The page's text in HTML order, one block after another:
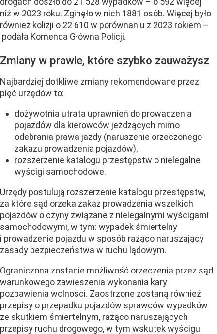
niż w 2023 roku. Zginęło w nich 1881 osób. Więcej było
również kolizji o 22 610 w porównaniu z 2023 rokiem –
podała Komenda Główna Policji.
Zmiany w prawie, które szybko zauważysz
Najbardziej dotkliwe zmiany rekomendowane przez
pięć urzędów to:
dożywotnia utrata uprawnień do prowadzenia
pojazdów dla kierowców jeżdżących mimo
odebrania prawa jazdy (naruszenie orzeczonego
zakazu prowadzenia pojazdów),
rozszerzenie katalogu przestępstw o nielegalne
wyścigi samochodowe.
Urzędy postulują rozszerzenie katalogu przestępstw,
za które sąd orzeka zakaz prowadzenia wszelkich
pojazdów o czyny związane z nielegalnymi wyścigami
samochodowymi, w tym: wypadek śmiertelny
i prowadzenie pojazdu w sposób rażąco naruszający
zasady bezpieczeństwa w ruchu lądowym.
Ograniczona zostanie możliwość orzeczenia przez sąd
warunkowego zawieszenia wykonania kary
pozbawienia wolności. Zaostrzone zostaną również
przepisy o przepadku pojazdów sprawców wypadków
ze skutkiem śmiertelnym, rażąco naruszających
przepisy ruchu drogowego, w tym wskutek wyścigu